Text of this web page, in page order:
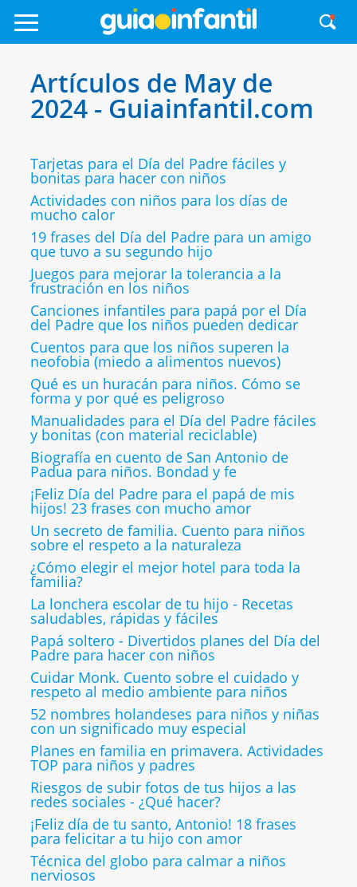
Artículos de May de
2024 - Guiainfantil.com
Tarjetas para el Día del Padre fáciles y
bonitas para hacer con niños
Actividades con niños para los días de
mucho calor
19 frases del Día del Padre para un amigo
que tuvo a su segundo hijo
Juegos para mejorar la tolerancia a la
frustración en los niños
Canciones infantiles para papá por el Día
del Padre que los niños pueden dedicar
Cuentos para que los niños superen la
neofobia (miedo a alimentos nuevos)
Qué es un huracán para niños. Cómo se
forma y por qué es peligroso
Manualidades para el Día del Padre fáciles
y bonitas (con material reciclable)
Biografía en cuento de San Antonio de
Padua para niños. Bondad y fe
¡Feliz Día del Padre para el papá de mis
hijos! 23 frases con mucho amor
Un secreto de familia. Cuento para niños
sobre el respeto a la naturaleza
¿Cómo elegir el mejor hotel para toda la
familia?
La lonchera escolar de tu hijo - Recetas
saludables, rápidas y fáciles
Papá soltero - Divertidos planes del Día del
Padre para hacer con niños
Cuidar Monk. Cuento sobre el cuidado y
respeto al medio ambiente para niños
52 nombres holandeses para niños y niñas
con un significado muy especial
Planes en familia en primavera. Actividades
TOP para niños y padres
Riesgos de subir fotos de tus hijos a las
redes sociales - ¿Qué hacer?
¡Feliz día de tu santo, Antonio! 18 frases
para felicitar a tu hijo con amor
Técnica del globo para calmar a niños
nerviosos